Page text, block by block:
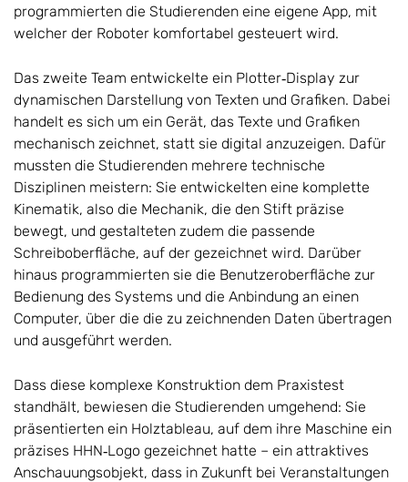
programmierten die Studierenden eine eigene App, mit
welcher der Roboter komfortabel gesteuert wird.
Das zweite Team entwickelte ein Plotter‑Display zur
dynamischen Darstellung von Texten und Grafiken. Dabei
handelt es sich um ein Gerät, das Texte und Grafiken
mechanisch zeichnet, statt sie digital anzuzeigen. Dafür
mussten die Studierenden mehrere technische
Disziplinen meistern: Sie entwickelten eine komplette
Kinematik, also die Mechanik, die den Stift präzise
bewegt, und gestalteten zudem die passende
Schreiboberfläche, auf der gezeichnet wird. Darüber
hinaus programmierten sie die Benutzeroberfläche zur
Bedienung des Systems und die Anbindung an einen
Computer, über die die zu zeichnenden Daten übertragen
und ausgeführt werden.
Dass diese komplexe Konstruktion dem Praxistest
standhält, bewiesen die Studierenden umgehend: Sie
präsentierten ein Holztableau, auf dem ihre Maschine ein
präzises HHN‑Logo gezeichnet hatte – ein attraktives
Anschauungsobjekt, dass in Zukunft bei Veranstaltungen